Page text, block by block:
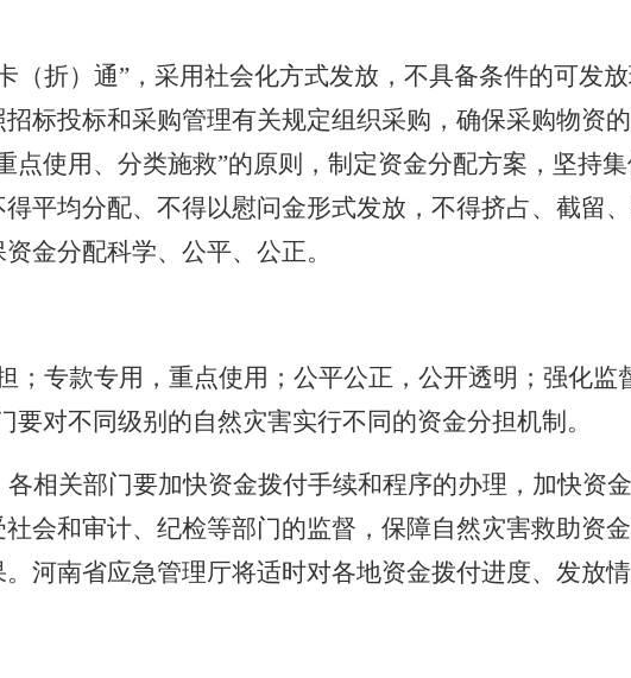
（折）通”，采用社会化方式发放，不具备条件的可发
标投标和采购管理有关规定组织采购，确保采购物资的
点使用、分类施救”的原则，制定资金分配方案，坚持
平均分配、不得以慰问金形式发放，不得挤占、截留
金分配科学、公平、公正。
；专款专用，重点使用；公平公正，公开透明；强化监
要对不同级别的自然灾害实行不同的资金分担机制。
相关部门要加快资金拨付手续和程序的办理，加快资金
会和审计、纪检等部门的监督，保障自然灾害救助资金
河南省应急管理厅将适时对各地资金拨付进度、发放